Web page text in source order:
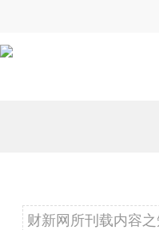
财新网所刊载内容